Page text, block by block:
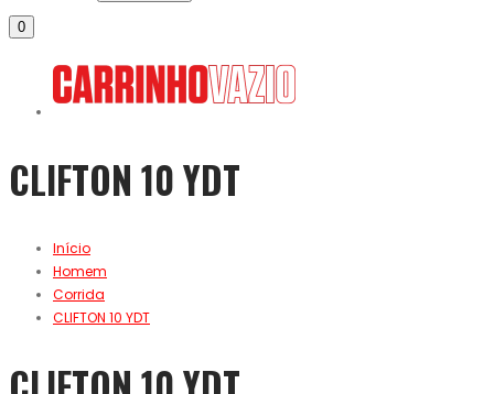
0
CLIFTON 10 YDT
Início
Homem
Corrida
CLIFTON 10 YDT